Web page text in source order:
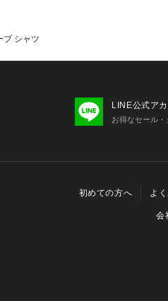
ては予めご了承ください。
の際は、全国のBEAUTY&YOUTH各
/品番をお申し付けください。
1TONE SS SHT 品番：
ブ シャツ
LINE公式アカ
お得なセール
初めての方へ よ
会
特定商取引
Cookieおよびア
三井不動産グループ ソーシャ